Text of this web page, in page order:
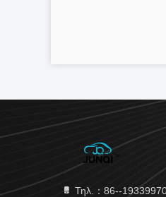
Τηλ.：86--